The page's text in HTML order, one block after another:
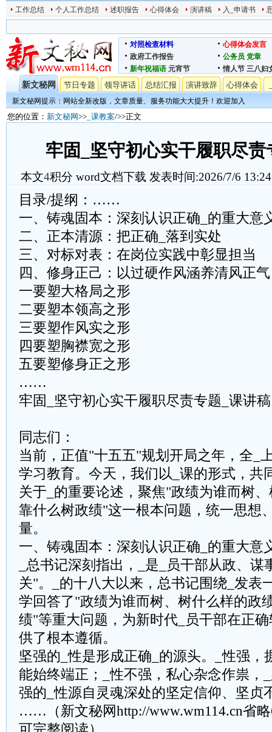
工作总结 个人工作总结 述职报告 心得体会 演讲稿 入_申请书
对照检查材料
心得体会发言
政府工作报告
公务员 党章
新年祝福语 元宵节 情人节 三八妇
新文秘网 节日专题 领导讲话 总结汇报 演讲致辞 心得体会
新文秘网提示：网站全新改版，文章质量、服务功能大大提升！欢迎加入
您的位置： 新文秘网>> _课教案/>>正文
牢固_坚守初心实干履职尽责
本文4积分 word文档下载 发表时间:2026/7/6
目录/提纲：……
一、铸魂固本：深刻认识正确_的重大意
二、正本清源：把正确_落到实处
三、对标对表：在岗位实践中彰显担当
四、修身正己：以过硬作风涵养清风正气
一要塑大格局之形
二要塑本领高之形
三要塑作风实之形
四要塑胸襟宽之形
五要塑修身正之形
……
牢固_坚守初心实干履职尽责专题_课讲稿
同志们：
当前，正值"十五五"规划开局之年，全_
学习教育。今天，我们以_课的形式，共
关于_的重要论述，聚焦"政绩为谁而树
靠什么树政绩"这一根本问题，统一思想
量。
一、铸魂固本：深刻认识正确_的重大意
_总书记深刻指出，_是_员干部从政、谋
关"。_的十八大以来，总书记围绕_发表
学回答了"政绩为谁而树、树什么样的政
绩"等重大问题，为新时代_员干部在正
供了根本遵循。
坚强的_性是形成正确_的源头。‌_性强，
能始终端正；_性不强，私心杂念作祟，
强的_性源自灵魂深处的坚定信仰、坚贞
……（新文秘网http://www.wm114.cn省